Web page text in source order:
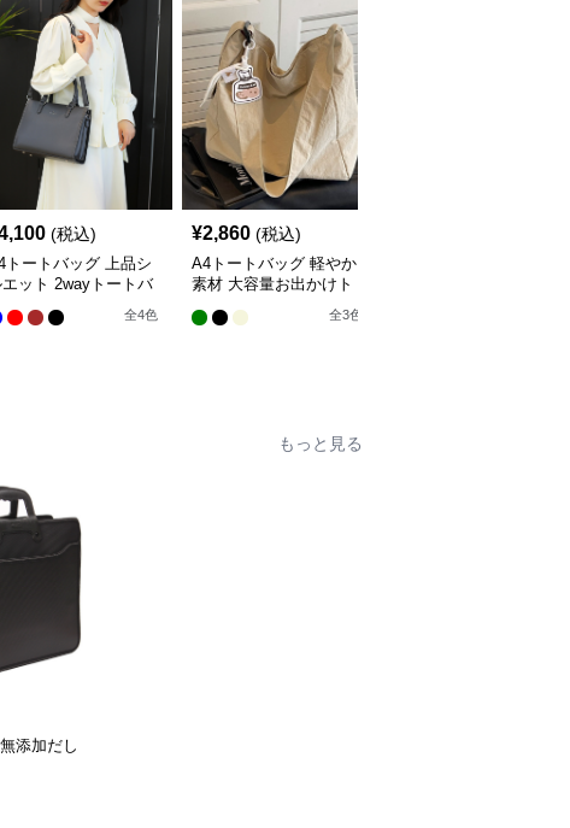
(税込)
トートバッグ 上品シ
エット 2wayトートバ
全4色
¥2,860 (税込)
A4トートバッグ 軽やか
素材 大容量お出かけト
全3色
もっと見る
添加だし